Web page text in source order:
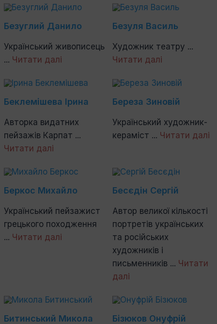
Безуглий Данило
Український живописець
... Читати далі
Безуля Василь
Художник театру ...
Читати далі
Беклемішева Ірина
Авторка видатних
пейзажів Карпат ...
Читати далі
Береза Зиновій
Український художник-
кераміст ... Читати далі
Беркос Михайло
Український пейзажист
грецького походження
... Читати далі
Бесєдін Сергій
Автор великої кількості
портретів українських
та російських
художників і
письменників ... Читати
далі
Битинський Микола Бізюков Онуфрій